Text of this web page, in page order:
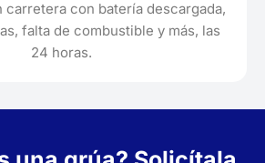
carretera con batería descargada,
falta de combustible y más, las
24 horas.